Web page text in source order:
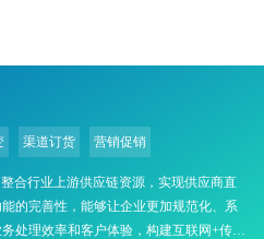
渠道订货 营销促销
合行业上游供应链资源，实现供应商直
的完善性，能够让企业更加规范化、系
处理效率和客户体验，构建互联网+传统